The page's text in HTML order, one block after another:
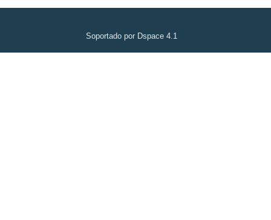
Soportado por Dspace 4.1